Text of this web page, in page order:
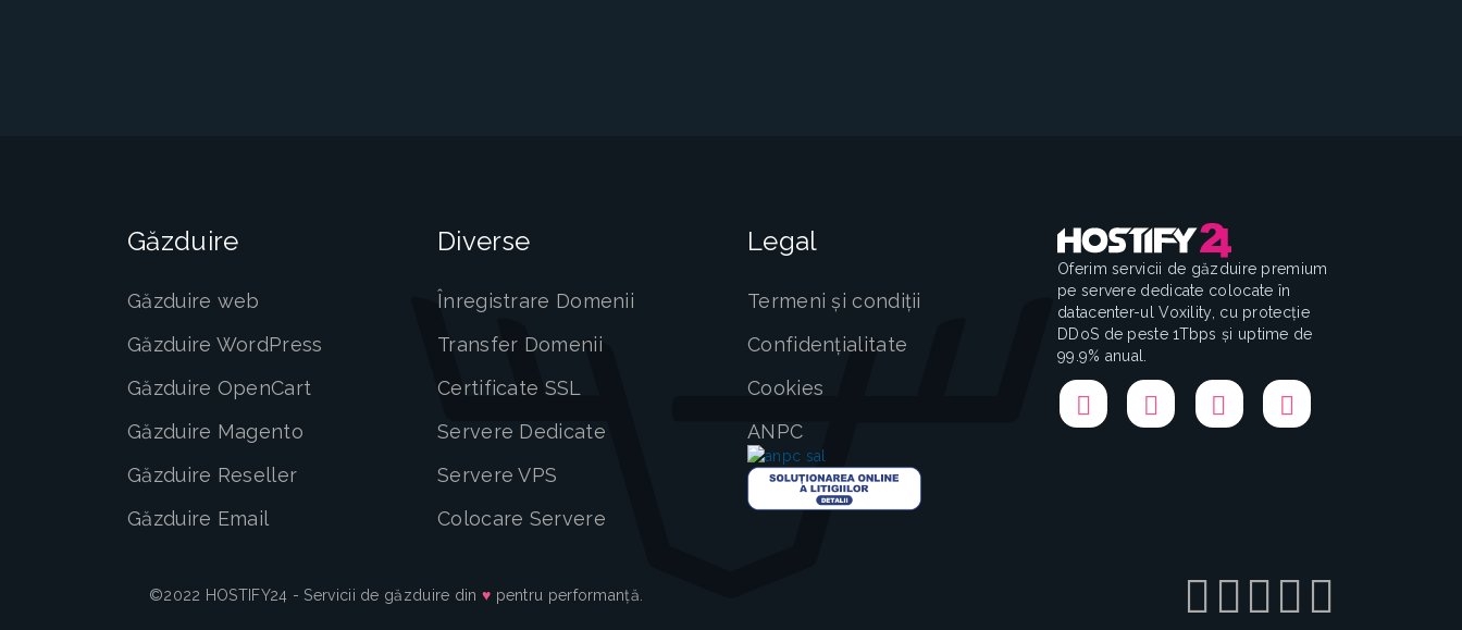
Găzduire
Găzduire web
Găzduire WordPress
Găzduire OpenCart
Găzduire Magento
Găzduire Reseller
Găzduire Email
Diverse
Înregistrare Domenii
Transfer Domenii
Certificate SSL
Servere Dedicate
Servere VPS
Colocare Servere
Legal
Termeni și condiții
Confidențialitate
Cookies
ANPC
Oferim servicii de găzduire premium
pe servere dedicate colocate în
datacenter-ul Voxility, cu protecție
DDoS de peste 1Tbps și uptime de
99.9% anual.
©2022 HOSTIFY24 - Servicii de găzduire din ♥ pentru performanță.